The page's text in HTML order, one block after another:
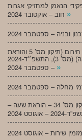
הנאמן למחזיקי אגרות
»
מעו”דכן יחסי עבודה – צו הגנה על עובדים בשעת חירום (תיקון מס’ 5 והוראת
שעה – חרבות ברזל) (הארכת תקופת הוראת השעה) (מס’ 3), התשפ״ד-2024
– ספטמבר 2024 »
מעו”דכן יחסי עבודה – חוק פיצויי פיטורים (תיקון מס’ 34 – הוראת שעה –